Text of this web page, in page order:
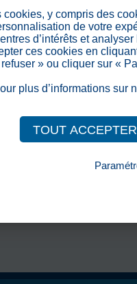
y compris des
de votre
d’intérêts et
ces cookies en
» ou cliquer sur «
plus d’informations sur
TOUT ACCEPTER